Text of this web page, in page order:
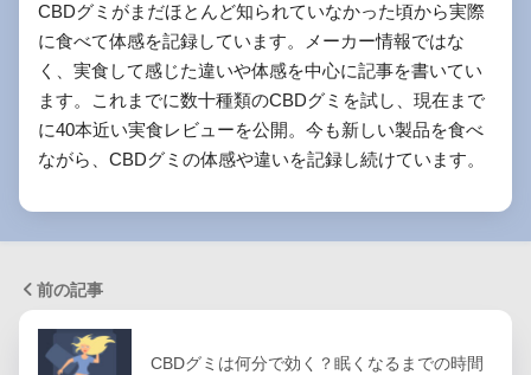
CBDグミがまだほとんど知られていなかった頃から実際
に食べて体感を記録しています。メーカー情報ではな
く、実食して感じた違いや体感を中心に記事を書いてい
ます。これまでに数十種類のCBDグミを試し、現在まで
に40本近い実食レビューを公開。今も新しい製品を食べ
ながら、CBDグミの体感や違いを記録し続けています。
前の記事
CBDグミは何分で効く？眠くなるまでの時間